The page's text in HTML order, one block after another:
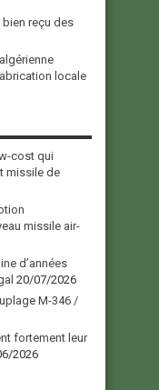
bien reçu des
locale
cost qui
missile de
missile air-
d’années
20/07/2026
M-346 /
fortement leur
2026